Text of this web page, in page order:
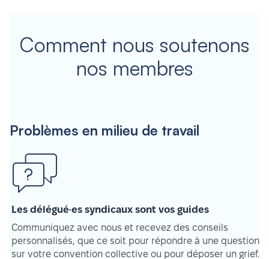
Comment nous soutenons
nos membres
Problèmes en milieu de travail
Les délégué·es syndicaux sont vos guides
Communiquez avec nous et recevez des conseils
personnalisés, que ce soit pour répondre à une question
sur votre convention collective ou pour déposer un grief.